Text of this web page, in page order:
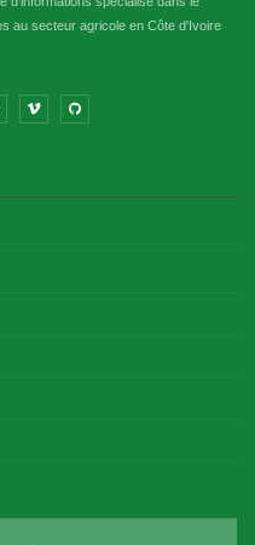
au secteur agricole en Côte d'Ivoire